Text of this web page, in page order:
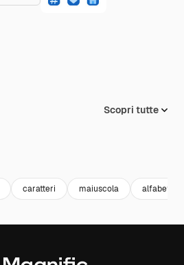
Scopri tutte
caratteri maiuscola alfabetico